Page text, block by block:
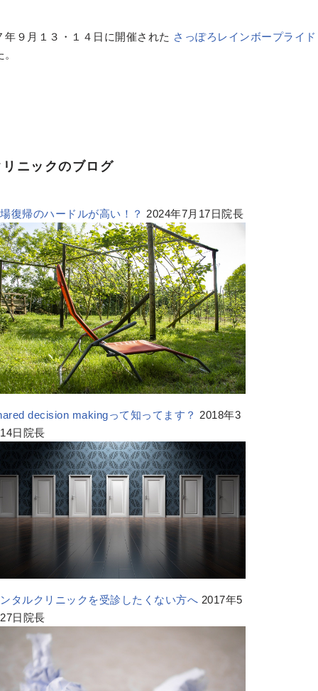
年９月１３・１４日に開催された さっぽろレインボープライ
リニックのブログ
復帰のハードルが高い！？ 2024年7月17日院長
decision makingって知ってます？ 2018年3
日院長
タルクリニックを受診したくない方へ 2017年5
日院長